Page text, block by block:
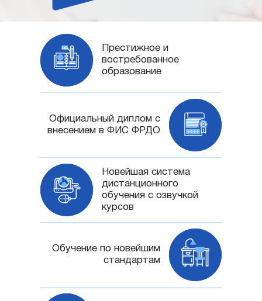
Престижное и
востребованное
образование
Официальный диплом с
внесением в ФИС ФРДО
Новейшая система
дистанционного
обучения с озвучкой
курсов
Обучение по новейшим
стандартам